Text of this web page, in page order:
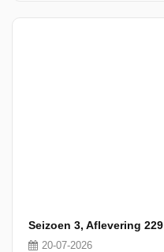
Seizoen 3, Aflevering 229
20-07-2026